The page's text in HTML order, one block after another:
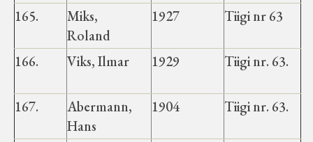
165.
Miks,
Roland
1927 Tiigi nr 63
166. Viks, Ilmar 1929 Tiigi nr. 63.
167.
Abermann,
Hans
1904 Tiigi nr. 63.